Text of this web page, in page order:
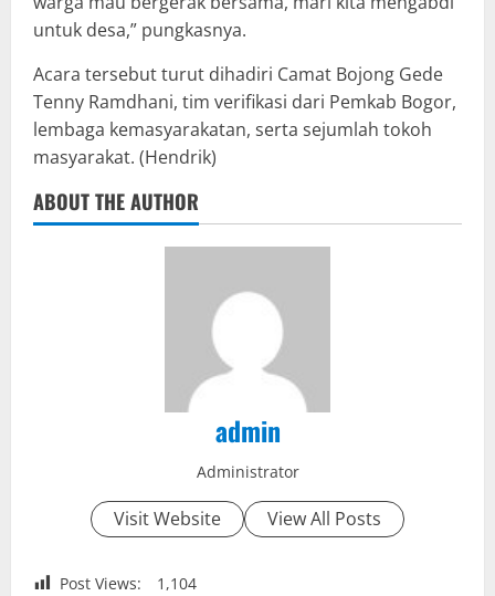
untuk desa,” pungkasnya.
Acara tersebut turut dihadiri Camat Bojong Gede
Tenny Ramdhani, tim verifikasi dari Pemkab Bogor,
lembaga kemasyarakatan, serta sejumlah tokoh
masyarakat. (Hendrik)
ABOUT THE AUTHOR
admin
Administrator
Visit Website View All Posts
Post Views: 1,104